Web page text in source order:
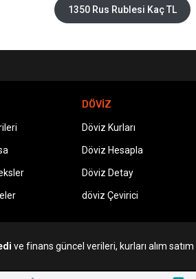
1350 Rus Rublesi Kaç TL
DÖVİZ
Döviz Kurları
Döviz Hesapla
Döviz Detay
döviz Çevirici
ve finans güncel verileri, kurları alım